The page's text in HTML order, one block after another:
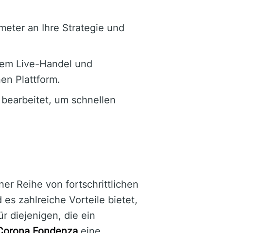
an Ihre Strategie und
Live-Handel und
Plattform.
um schnellen
Reihe von fortschrittlichen
es zahlreiche Vorteile bietet,
diejenigen, die ein